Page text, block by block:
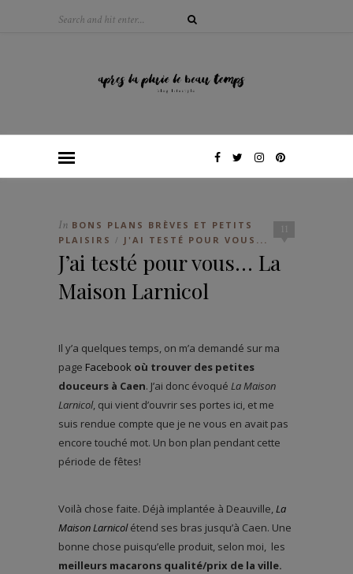
11
In BONS PLANS BRÈVES ET PETITS
PLAISIRS / J'AI TESTÉ POUR VOUS...
J’ai testé pour vous… La
Maison Larnicol
Il y’a quelques temps, on m’a demandé sur ma
page Facebook où trouver des petites
douceurs à Caen. J’ai donc évoqué La Maison
Larnicol, qui vient d’ouvrir ses portes ici, et me
suis rendue compte que je ne vous en avait pas
encore touché mot. Un bon plan pendant cette
période de fêtes!
Voilà chose faite. Déjà implantée à Deauville,La
Maison Larnicolétend ses bras jusqu’à Caen. Une
bonne chose puisqu’elle produit, selon moi, les
meilleurs macarons qualité/prix de la ville.